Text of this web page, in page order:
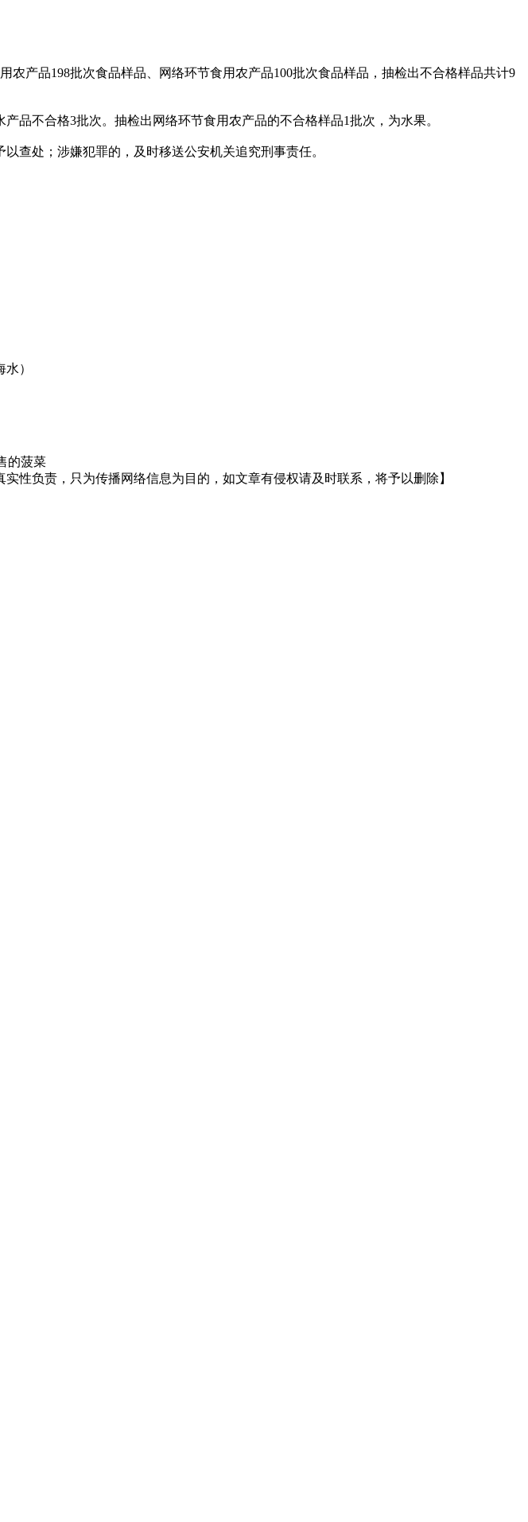
产品198批次食品样品、网络环节食用农产品100批次食品样品，抽检出不合格样品共计9
品不合格3批次。抽检出网络环节食用农产品的不合格样品1批次，为水果。
查处；涉嫌犯罪的，及时移送公安机关追究刑事责任。
）
的菠菜
性负责，只为传播网络信息为目的，如文章有侵权请及时联系，将予以删除】